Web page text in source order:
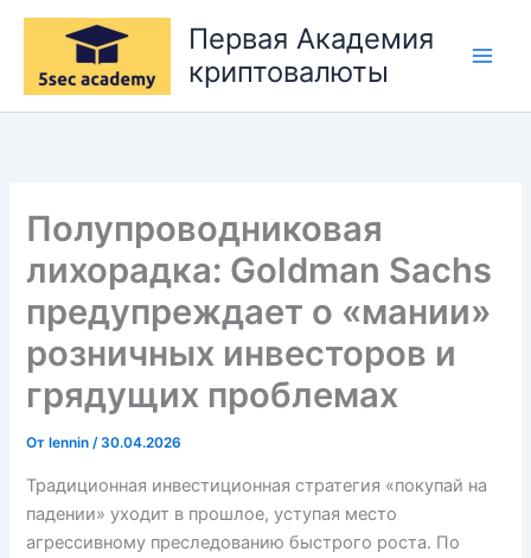
Перейти
содержимому
Первая Академия
криптовалюты
Полупроводниковая
лихорадка: Goldman Sachs
предупреждает о «мании»
розничных инвесторов и
грядущих проблемах
От lennin/30.04.2026
Традиционная инвестиционная стратегия «покупай на
падении» уходит в прошлое, уступая место
агрессивному преследованию быстрого роста. По